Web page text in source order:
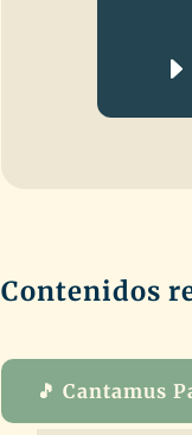
Contenidos
🎵 Cantamus